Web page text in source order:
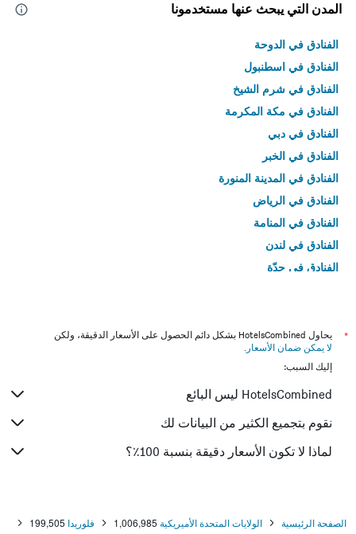
المدن التي يبحث عنها مستخدمونا
الفنادق في الدوحة
الفنادق في اسطنبول
الفنادق في شرم الشيخ
الفنادق في مكة المكرمة
الفنادق في دبي
الفنادق في الخبر
الفنادق في المدينة المنورة
الفنادق في الرياض
الفنادق في المنامة
الفنادق في لندن
الفنادق في جدّة
*
يحاول HotelsCombined بشكل دائم الحصول على الأسعار الدقيقة، ولكن
لا يمكن ضمان الأسعار .
إليك السبب:
HotelsCombined ليس البائع
نقوم بتجميع الكثير من البيانات لك
لماذا لا تكون الأسعار دقيقة بنسبة 100٪؟
الصفحة الرئيسية الولايات المتحدة الأميريكية 1,006,985 فلوريدا 199,505